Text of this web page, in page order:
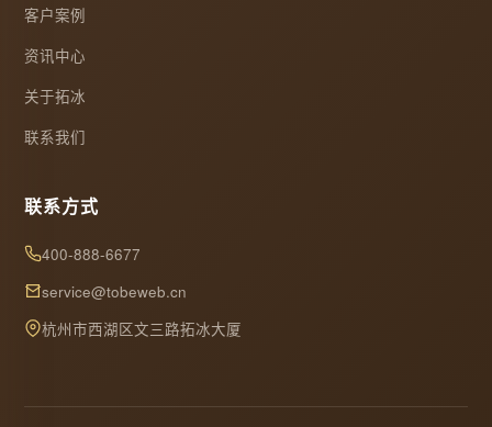
客户案例
资讯中心
关于拓冰
联系我们
联系方式
400-888-6677
service@tobeweb.cn
杭州市西湖区文三路拓冰大厦